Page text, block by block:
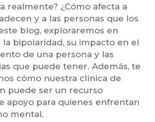
realmente? ¿Cómo afecta a
y a las personas que los
blog, exploraremos en
bipolaridad, su impacto en el
de una persona y las
que puede tener. Además, te
cómo nuestra clínica de
puede ser un recurso
apoyo para quienes enfrentan
mental.